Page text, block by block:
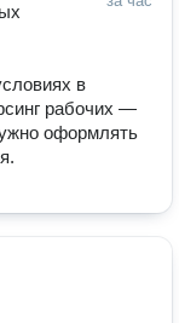
в
рабочих —
оформлять